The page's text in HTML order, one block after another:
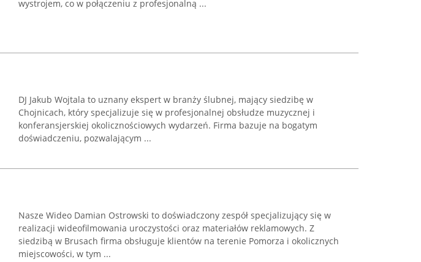
wystrojem, co w połączeniu z profesjonalną ...
DJ Jakub Wojtala to uznany ekspert w branży ślubnej, mający siedzibę w
Chojnicach, który specjalizuje się w profesjonalnej obsłudze muzycznej i
konferansjerskiej okolicznościowych wydarzeń. Firma bazuje na bogatym
doświadczeniu, pozwalającym ...
Nasze Wideo Damian Ostrowski to doświadczony zespół specjalizujący się w
realizacji wideofilmowania uroczystości oraz materiałów reklamowych. Z
siedzibą w Brusach firma obsługuje klientów na terenie Pomorza i okolicznych
miejscowości, w tym ...